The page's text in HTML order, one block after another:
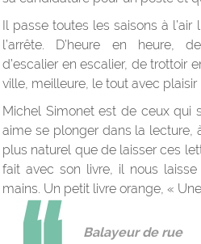
Il passe toutes les saisons à
l’arrête. D’heure en heure,
d’escalier en escalier, de trottoir
ville, meilleure, le tout avec plaisir
Michel Simonet est de ceux qui
aime se plonger dans la lecture,
plus naturel que de laisser ces
fait avec son livre, il nous
mains. Un petit livre orange, «
Balayeur de rue